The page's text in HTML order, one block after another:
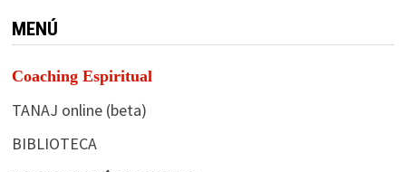
MENÚ
Coaching Espiritual
TANAJ online (beta)
BIBLIOTECA